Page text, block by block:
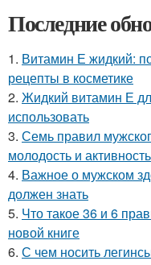
Последние
1. Витамин Е жидкий:
рецепты в косметике
2. Жидкий витамин Е
использовать
3. Семь правил
молодость и активность
4. Важное о мужском
должен знать
5. Что такое 36 и 6
новой книге
6. С чем носить